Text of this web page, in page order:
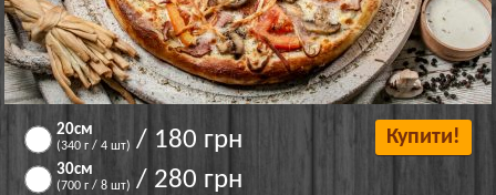
20см
(340 г / 4 шт) / 180 грн
30см
(700 г / 8 шт) / 280 грн
Купити!